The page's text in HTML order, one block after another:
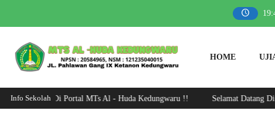
19:
HOME
Info Sekolah
Datang Di Portal MTs Al - Huda Kedungwaru !! Selamat Datang Di